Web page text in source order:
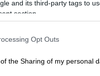
and its third-party tags to
section.
Opt Outs
the Sharing of my personal
απαλλάχθηκε
για
Τι ορίζει το άρθρο
υπόθεση σε